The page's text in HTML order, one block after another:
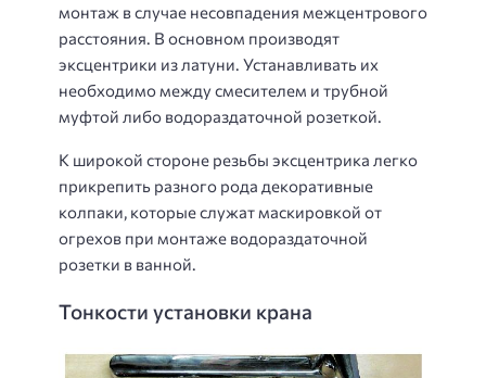
монтаж в случае несовпадения межцентрового
расстояния. В основном производят
эксцентрики из латуни. Устанавливать их
необходимо между смесителем и трубной
муфтой либо водораздаточной розеткой.
К широкой стороне резьбы эксцентрика легко
прикрепить разного рода декоративные
колпаки, которые служат маскировкой от
огрехов при монтаже водораздаточной
розетки в ванной.
Тонкости установки крана